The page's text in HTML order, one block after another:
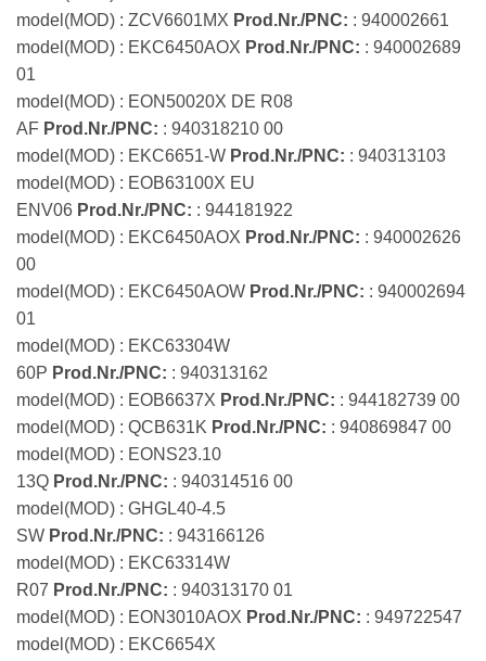
model(MOD) : ZCV6601MX Prod.Nr./PNC: : 940002661
model(MOD) : EKC6450AOX Prod.Nr./PNC: : 940002689
01
model(MOD) : EON50020X DE R08
AF Prod.Nr./PNC: : 940318210 00
model(MOD) : EKC6651-W Prod.Nr./PNC: : 940313103
model(MOD) : EOB63100X EU
ENV06 Prod.Nr./PNC: : 944181922
model(MOD) : EKC6450AOX Prod.Nr./PNC: : 940002626
00
model(MOD) : EKC6450AOW Prod.Nr./PNC: : 940002694
01
model(MOD) : EKC63304W
60P Prod.Nr./PNC: : 940313162
model(MOD) : EOB6637X Prod.Nr./PNC: : 944182739 00
model(MOD) : QCB631K Prod.Nr./PNC: : 940869847 00
model(MOD) : EONS23.10
13Q Prod.Nr./PNC: : 940314516 00
model(MOD) : GHGL40-4.5
SW Prod.Nr./PNC: : 943166126
model(MOD) : EKC63314W
R07 Prod.Nr./PNC: : 940313170 01
model(MOD) : EON3010AOX Prod.Nr./PNC: : 949722547
model(MOD) : EKC6654X